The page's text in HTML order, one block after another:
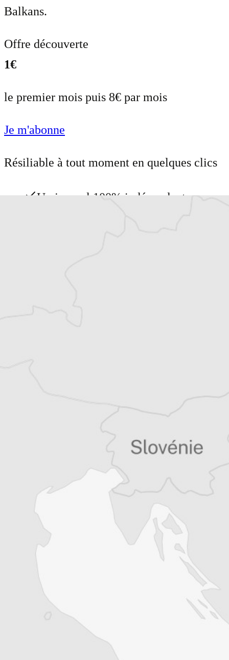
Balkans.
Offre découverte
1€
le premier mois puis 8€ par mois
Je m'abonne
Résiliable à tout moment en quelques clics
Un journal 100% indépendant